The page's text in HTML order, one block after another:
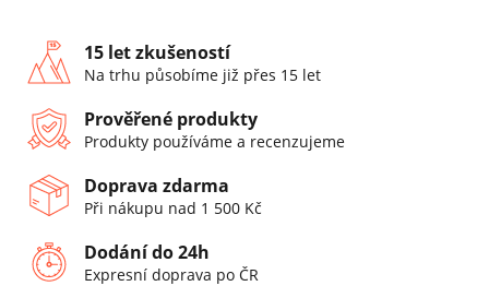
15 let zkušeností
Na trhu působíme již přes 15 let
Prověřené produkty
Produkty používáme a recenzujeme
Doprava zdarma
Při nákupu nad 1 500 Kč
Dodání do 24h
Expresní doprava po ČR